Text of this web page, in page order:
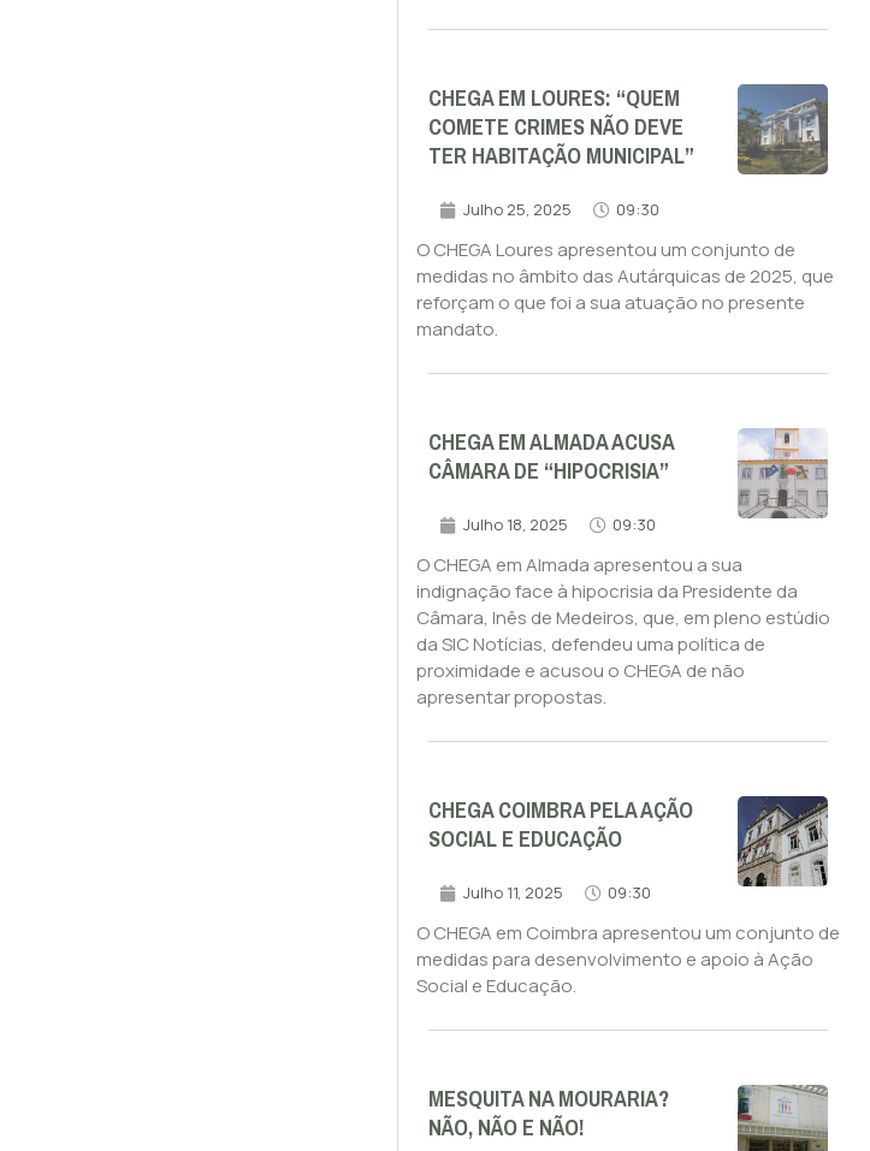
CHEGA EM LOURES: “QUEM
COMETE CRIMES NÃO DEVE
TER HABITAÇÃO MUNICIPAL”
Julho 25, 2025 09:30
O CHEGA Loures apresentou um conjunto de
medidas no âmbito das Autárquicas de 2025, que
reforçam o que foi a sua atuação no presente
mandato.
CHEGA EM ALMADA ACUSA
CÂMARA DE “HIPOCRISIA”
Julho 18, 2025 09:30
O CHEGA em Almada apresentou a sua
indignação face à hipocrisia da Presidente da
Câmara, Inês de Medeiros, que, em pleno estúdio
da SIC Notícias, defendeu uma política de
proximidade e acusou o CHEGA de não
apresentar propostas.
CHEGA COIMBRA PELA AÇÃO
SOCIAL E EDUCAÇÃO
Julho 11, 2025 09:30
O CHEGA em Coimbra apresentou um conjunto de
medidas para desenvolvimento e apoio à Ação
Social e Educação.
MESQUITA NA MOURARIA?
NÃO, NÃO E NÃO!